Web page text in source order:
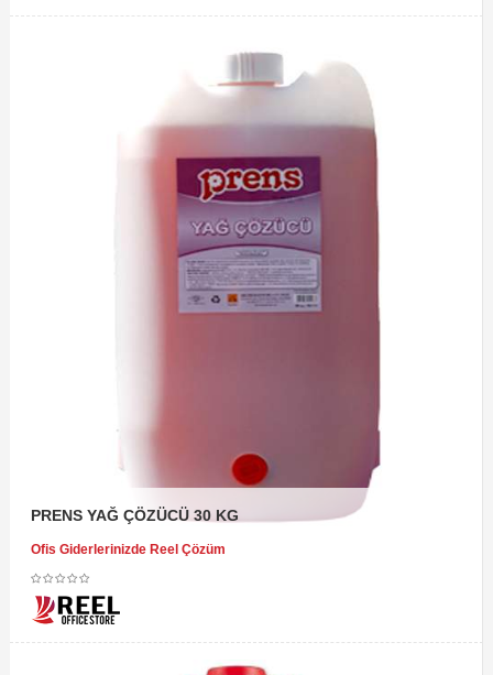
PRENS YAĞ ÇÖZÜCÜ 30 KG
Ofis Giderlerinizde Reel Çözüm